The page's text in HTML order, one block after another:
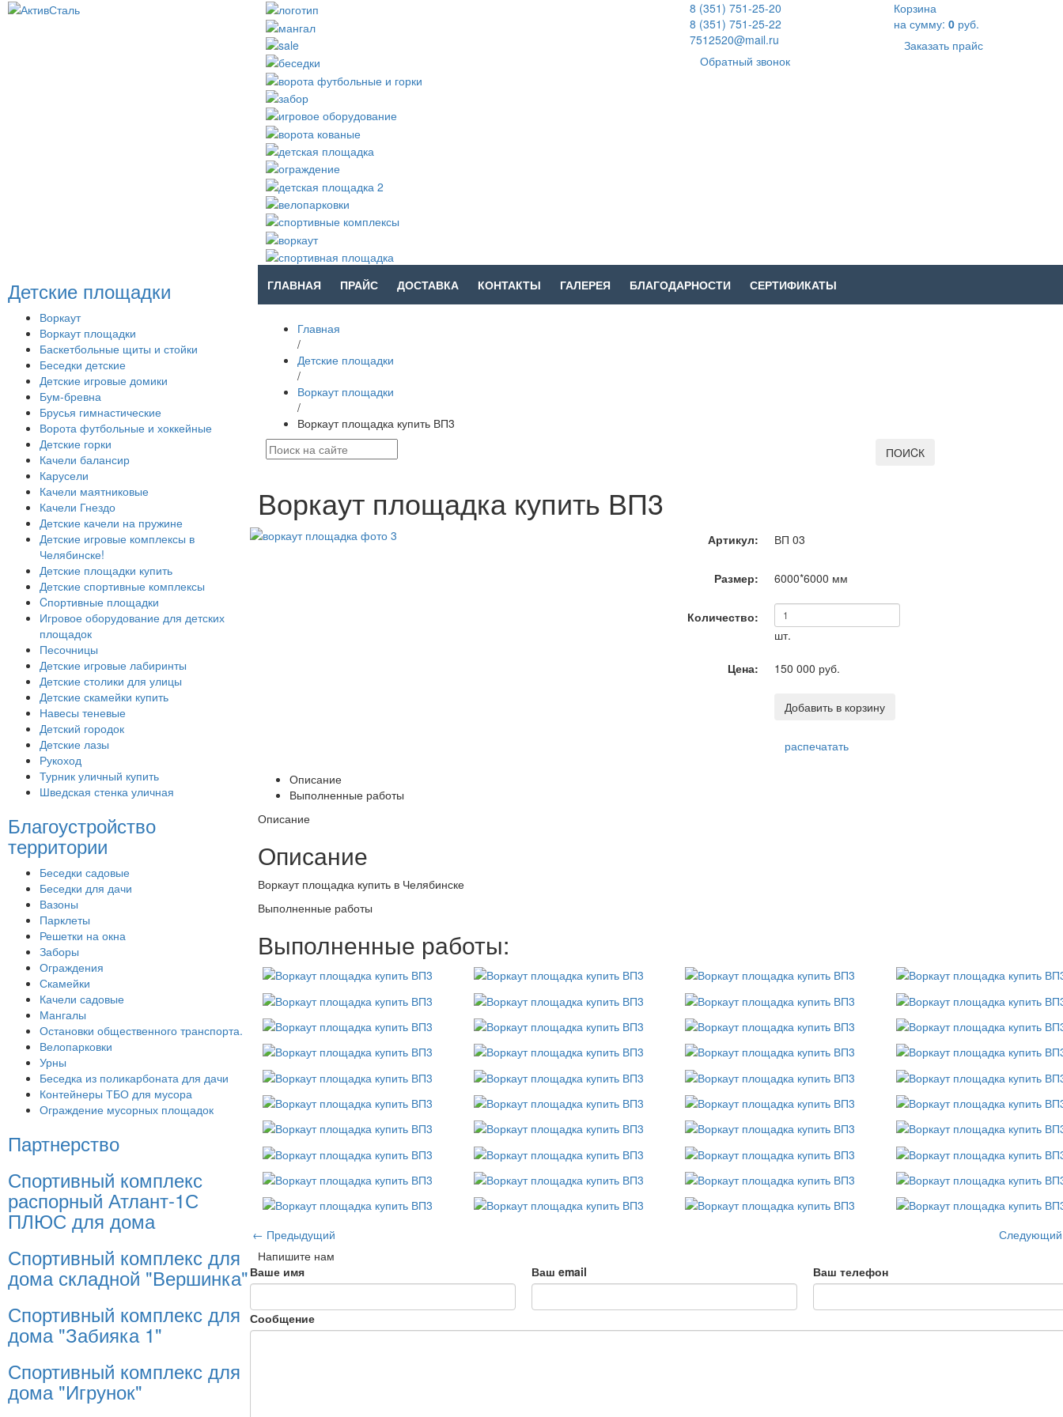
8 (351) 751-25-20
8 (351) 751-25-22
7512520@mail.ru
Обратный звонок
Корзина
на сумму: 0 руб.
Заказать прайс
Детские площадки
Воркаут
Воркаут площадки
Баскетбольные щиты и стойки
Беседки детские
Детские игровые домики
Бум-бревна
Брусья гимнастические
Ворота футбольные и хоккейные
Детские горки
Качели балансир
Карусели
Качели маятниковые
Качели Гнездо
Детские качели на пружине
Детские игровые комплексы в
Челябинске!
Детские площадки купить
Детские спортивные комплексы
Cпортивные площадки
Игровое оборудование для детских
площадок
Песочницы
Детские игровые лабиринты
Детские столики для улицы
Детские скамейки купить
Навесы теневые
Детский городок
Детские лазы
Рукоход
Турник уличный купить
Шведская стенка уличная
Благоустройство
территории
Беседки садовые
Беседки для дачи
Вазоны
Парклеты
Решетки на окна
Заборы
Ограждения
Скамейки
Качели садовые
Мангалы
Остановки общественного транспорта.
Велопарковки
Урны
Беседка из поликарбоната для дачи
Контейнеры ТБО для мусора
Ограждение мусорных площадок
Партнерство
Спортивный комплекс
распорный Атлант-1С
ПЛЮС для дома
Спортивный комплекс для
дома складной "Вершинка"
Спортивный комплекс для
дома "Забияка 1"
Спортивный комплекс для
дома "Игрунок"
ГЛАВНАЯ ПРАЙС ДОСТАВКА КОНТАКТЫ ГАЛЕРЕЯ БЛАГОДАРНОСТИ СЕРТИФИКАТЫ
Главная
/
Детские площадки
/
Воркаут площадки
/
Воркаут площадка купить ВП3
ПОИCК
Воркаут площадка купить ВП3
Артикул: ВП 03
Размер: 6000*6000 мм
Количество:
шт.
Цена: 150 000 руб.
Добавить в корзину
распечатать
Описание
Выполненные работы
Описание
Описание
Воркаут площадка купить в Челябинске
Выполненные работы
Выполненные работы:
← Предыдущий
Напишите нам
Ваше имя
Ваш email Ваш телефон
Сообщение